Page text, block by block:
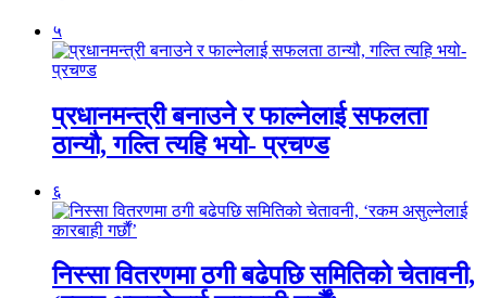
५
प्रधानमन्त्री बनाउने र फाल्नेलाई सफलता
ठान्यौ, गल्ति त्यहि भयो- प्रचण्ड
६
निस्सा वितरणमा ठगी बढेपछि समितिको चेतावनी,